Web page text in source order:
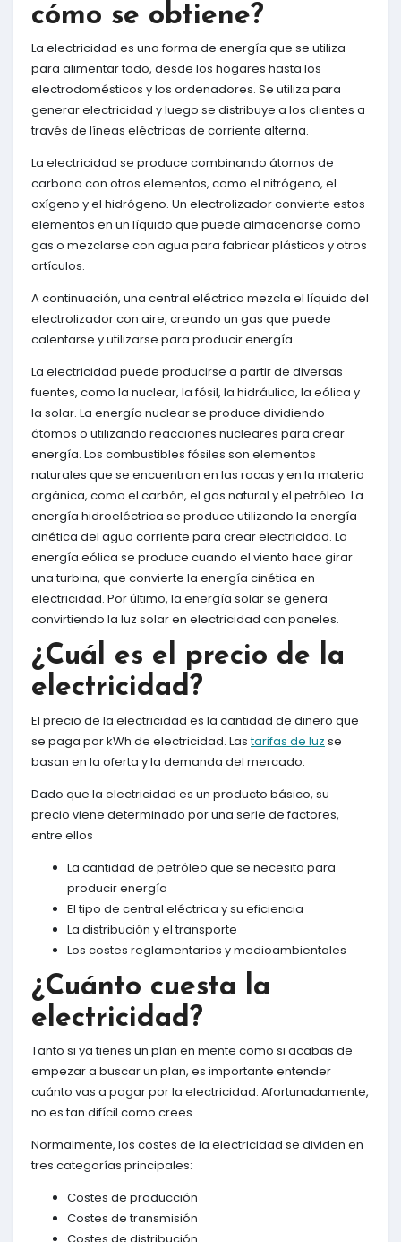
cómo se obtiene?
La electricidad es una forma de energía que se utiliza
para alimentar todo, desde los hogares hasta los
electrodomésticos y los ordenadores. Se utiliza para
generar electricidad y luego se distribuye a los clientes a
través de líneas eléctricas de corriente alterna.
La electricidad se produce combinando átomos de
carbono con otros elementos, como el nitrógeno, el
oxígeno y el hidrógeno. Un electrolizador convierte estos
elementos en un líquido que puede almacenarse como
gas o mezclarse con agua para fabricar plásticos y otros
artículos.
A continuación, una central eléctrica mezcla el líquido del
electrolizador con aire, creando un gas que puede
calentarse y utilizarse para producir energía.
La electricidad puede producirse a partir de diversas
fuentes, como la nuclear, la fósil, la hidráulica, la eólica y
la solar. La energía nuclear se produce dividiendo
átomos o utilizando reacciones nucleares para crear
energía. Los combustibles fósiles son elementos
naturales que se encuentran en las rocas y en la materia
orgánica, como el carbón, el gas natural y el petróleo. La
energía hidroeléctrica se produce utilizando la energía
cinética del agua corriente para crear electricidad. La
energía eólica se produce cuando el viento hace girar
una turbina, que convierte la energía cinética en
electricidad. Por último, la energía solar se genera
convirtiendo la luz solar en electricidad con paneles.
¿Cuál es el precio de la
electricidad?
El precio de la electricidad es la cantidad de dinero que
se paga por kWh de electricidad. Lastarifas de luz se
basan en la oferta y la demanda del mercado.
Dado que la electricidad es un producto básico, su
precio viene determinado por una serie de factores,
entre ellos
La cantidad de petróleo que se necesita para
producir energía
El tipo de central eléctrica y su eficiencia
La distribución y el transporte
Los costes reglamentarios y medioambientales
¿Cuánto cuesta la
electricidad?
Tanto si ya tienes un plan en mente como si acabas de
empezar a buscar un plan, es importante entender
cuánto vas a pagar por la electricidad. Afortunadamente,
no es tan difícil como crees.
Normalmente, los costes de la electricidad se dividen en
tres categorías principales:
Costes de producción
Costes de transmisión